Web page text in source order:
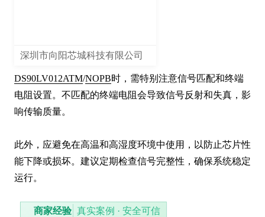
深圳市向阳芯城科技有限公司
DS90LV012ATM/NOPB时，需特别注意信号匹配和终端
电阻设置。不匹配的终端电阻会导致信号反射和失真，影
响传输质量。
此外，应避免在高温和高湿度环境中使用，以防止芯片性
能下降或损坏。建议定期检查信号完整性，确保系统稳定
运行。
商家经验 真实案例 · 安全可信